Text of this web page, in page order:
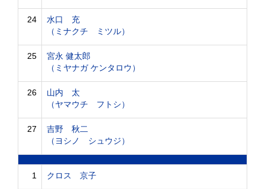
24
水口 充
（ミナクチ ミツル）
25
宮永 健太郎
（ミヤナガ ケンタロウ）
26
山内 太
（ヤマウチ フトシ）
27
吉野 秋二
（ヨシノ シュウジ）
1 クロス 京子